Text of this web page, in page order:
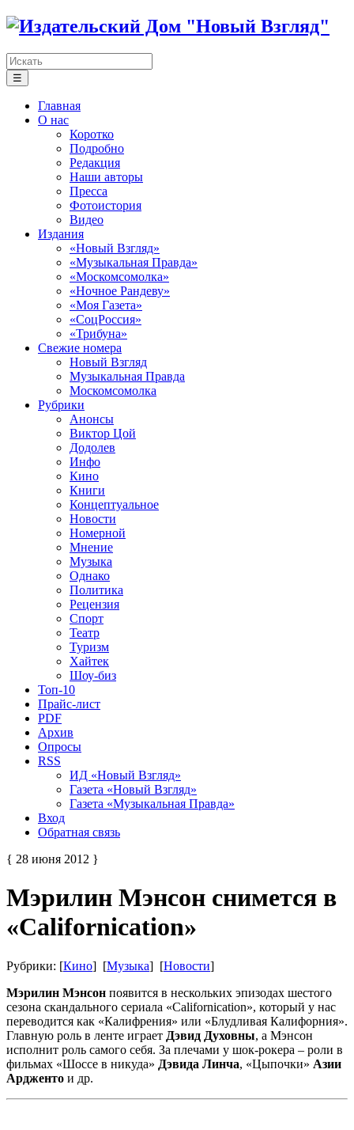
☰
Главная
О нас
Коротко
Подробно
Редакция
Наши авторы
Пресса
Фотоистория
Видео
Издания
«Новый Взгляд»
«Музыкальная Правда»
«Москомсомолка»
«Ночное Рандеву»
«Моя Газета»
«СоцРоссия»
«Трибуна»
Свежие номера
Новый Взгляд
Музыкальная Правда
Москомсомолка
Рубрики
Анонсы
Виктор Цой
Додолев
Инфо
Кино
Книги
Концептуальное
Новости
Номерной
Мнение
Музыка
Однако
Политика
Рецензия
Спорт
Театр
Туризм
Хайтек
Шоу-биз
Топ-10
Прайс-лист
PDF
Архив
Опросы
RSS
ИД «Новый Взгляд»
Газета «Новый Взгляд»
Газета «Музыкальная Правда»
Вход
Обратная связь
{ 28 июня 2012 }
Мэрилин Мэнсон снимется в
«Californication»
Рубрики: [Кино] [Музыка] [Новости]
Мэрилин Мэнсон появится в нескольких эпизодах шестого
сезона скандального сериала «Californication», который у нас
переводится как «Калифрения» или «Блудливая Калифорния».
Главную роль в ленте играет Дэвид Духовны, а Мэнсон
исполнит роль самого себя. За плечами у шок-рокера – роли в
фильмах «Шоссе в никуда» Дэвида Линча, «Цыпочки» Азии
Ардженто и др.